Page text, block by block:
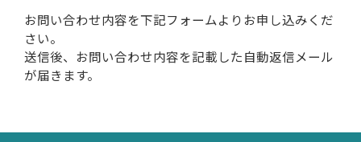
お問い合わせ内容を下記フォームよりお申し込みくだ
さい。
送信後、お問い合わせ内容を記載した自動返信メール
が届きます。